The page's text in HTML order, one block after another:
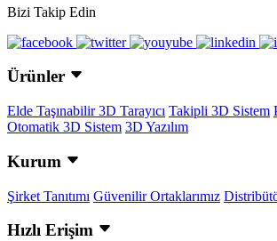
Bizi Takip Edin
Ürünler
Elde Taşınabilir 3D Tarayıcı Takipli 3D Sistem
Otomatik 3D Sistem 3D Yazılım
Kurum
Şirket Tanıtımı Güvenilir Ortaklarımız
Hızlı Erişim